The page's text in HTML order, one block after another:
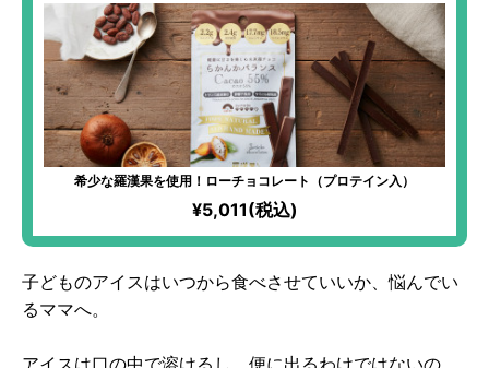
希少な羅漢果を使用！ローチョコレート（プロテイン入）
¥5,011(税込)
子どものアイスはいつから食べさせていいか、悩んでい
るママへ。